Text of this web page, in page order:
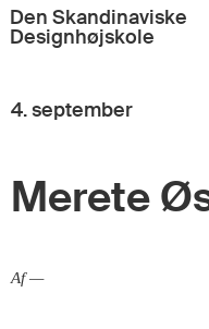
Den Skandinaviske
Designhøjskole
Dansk
English
4. september
Merete
Af —